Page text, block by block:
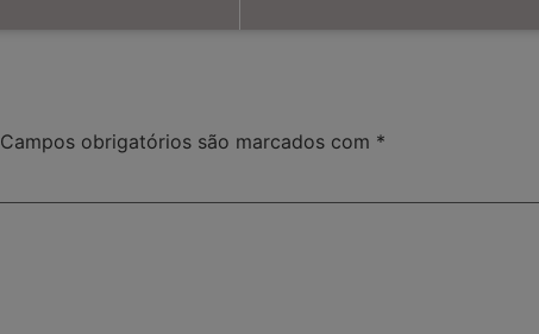
Campos obrigatórios são marcados com *